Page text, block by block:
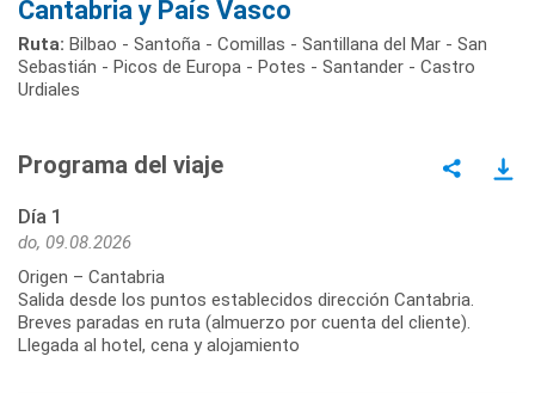
Cantabria y País Vasco
Ruta: Bilbao - Santoña - Comillas - Santillana del Mar - San
Sebastián - Picos de Europa - Potes - Santander - Castro
Urdiales
Programa del viaje
Día 1
do, 09.08.2026
Origen – Cantabria
Salida desde los puntos establecidos dirección Cantabria.
Breves paradas en ruta (almuerzo por cuenta del cliente).
Llegada al hotel, cena y alojamiento